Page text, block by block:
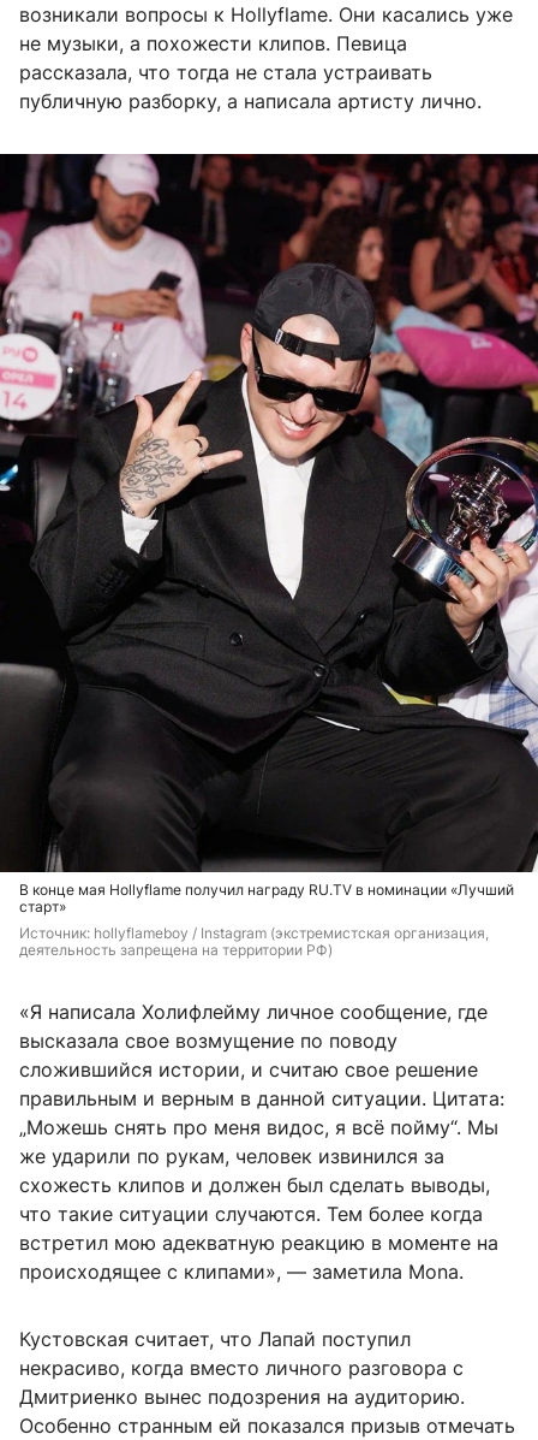
возникали вопросы к Hollyflame. Они касались уже
не музыки, а похожести клипов. Певица
рассказала, что тогда не стала устраивать
публичную разборку, а написала артисту лично.
В конце мая Hollyflame получил награду RU.TV в номинации «Лучший
старт»
Источник: hollyflameboy / Instagram (экстремистская организация,
деятельность запрещена на территории РФ)
«Я написала Холифлейму личное сообщение, где
высказала свое возмущение по поводу
сложившийся истории, и считаю свое решение
правильным и верным в данной ситуации. Цитата:
„Можешь снять про меня видос, я всё пойму“. Мы
же ударили по рукам, человек извинился за
схожесть клипов и должен был сделать выводы,
что такие ситуации случаются. Тем более когда
встретил мою адекватную реакцию в моменте на
происходящее с клипами», — заметила Mona.
Кустовская считает, что Лапай поступил
некрасиво, когда вместо личного разговора с
Дмитриенко вынес подозрения на аудиторию.
Особенно странным ей показался призыв отмечать